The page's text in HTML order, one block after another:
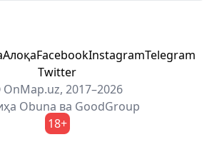
АлоқаFacebookInstagramTelegram
Twitter
2017–2026
Obuna ва GoodGroup
18+